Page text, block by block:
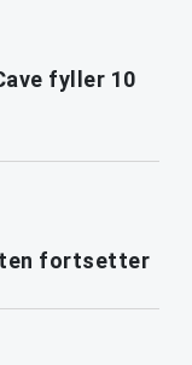
fyller 10
fortsetter